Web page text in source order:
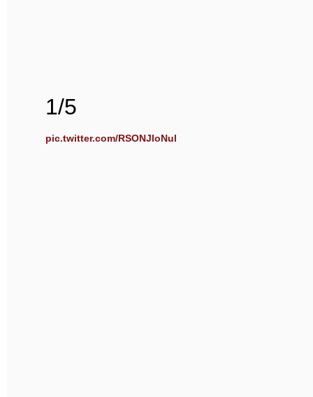
1/5
pic.twitter.com/RSONJloNul